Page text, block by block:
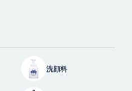
洗顔料